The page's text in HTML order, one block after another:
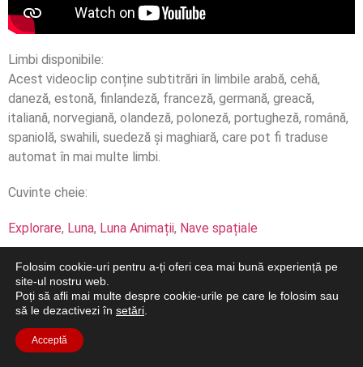
Limbi disponibile:
Acest videoclip conține subtitrări în limbile arabă, cehă,
daneză, estonă, finlandeză, franceză, germană, greacă,
italiană, norvegiană, olandeză, poloneză, portugheză, română,
spaniolă, swahili, suedeză și maghiară, care pot fi traduse
automat în mai multe limbi.
Cuvinte cheie:
Explorare, Luna, Luna Animații, Nave spațiale
Folosim cookie-uri pentru a-ți oferi cea mai bună experiență pe
site-ul nostru web.
Poți să afli mai multe despre cookie-urile pe care le folosim sau
să le dezactivezi în setări
Acceptă